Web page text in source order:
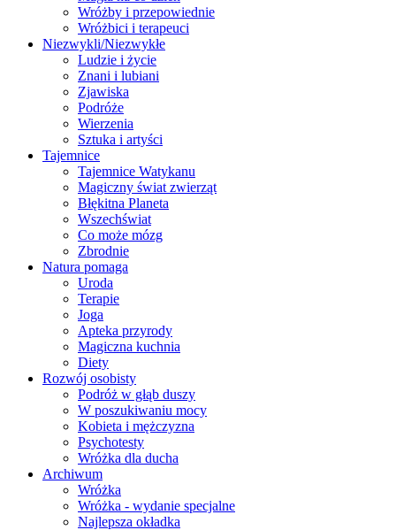
Wróżby i przepowiednie
Wróżbici i terapeuci
Niezwykli/Niezwykłe
Ludzie i życie
Znani i lubiani
Zjawiska
Podróże
Wierzenia
Sztuka i artyści
Tajemnice
Tajemnice Watykanu
Magiczny świat zwierząt
Błękitna Planeta
Wszechświat
Co może mózg
Zbrodnie
Natura pomaga
Uroda
Terapie
Joga
Apteka przyrody
Magiczna kuchnia
Diety
Rozwój osobisty
Podróż w głąb duszy
W poszukiwaniu mocy
Kobieta i mężczyzna
Psychotesty
Wróżka dla ducha
Archiwum
Wróżka
Wróżka - wydanie specjalne
Najlepsza okładka